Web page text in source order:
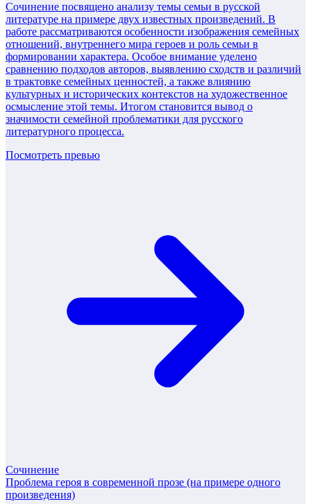
Сочинение посвящено анализу темы семьи в русской
литературе на примере двух известных произведений. В
работе рассматриваются особенности изображения семейных
отношений, внутреннего мира героев и роль семьи в
формировании характера. Особое внимание уделено
сравнению подходов авторов, выявлению сходств и различий
в трактовке семейных ценностей, а также влиянию
культурных и исторических контекстов на художественное
осмысление этой темы. Итогом становится вывод о
значимости семейной проблематики для русского
литературного процесса.
Посмотреть превью
Сочинение
Проблема героя в современной прозе (на примере одного
произведения)